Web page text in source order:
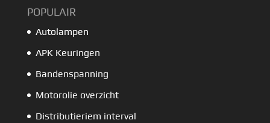
POPULAIR
Autolampen
APK Keuringen
Bandenspanning
Motorolie overzicht
Distributieriem interval